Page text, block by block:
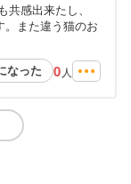
感出来たし、
。また違う猫のお
なった
0 人